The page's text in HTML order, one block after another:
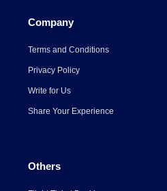
Read More→
Uttarakhand: ओल्ड लिपुपास से
कैलाश पर्वत के दर्शन को केंद्र की
Company
Terms and Conditions
Privacy Policy
Write for Us
Share Your Experience
Others